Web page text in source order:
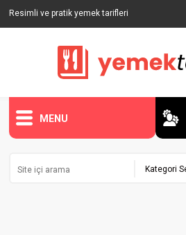
Resimli ve pratik yemek tarifleri
MENU